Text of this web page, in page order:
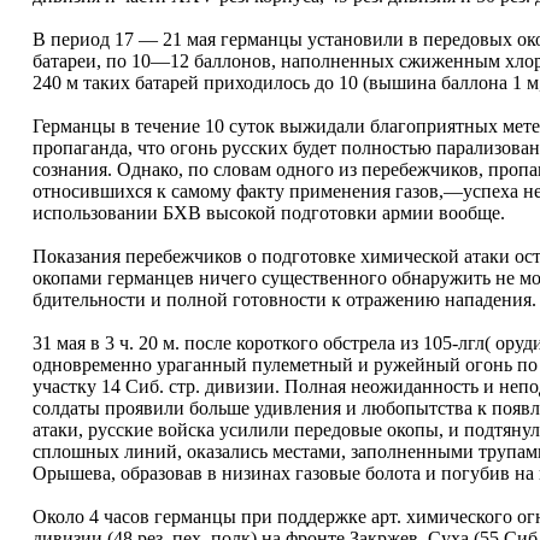
В период 17 — 21 мая германцы установили в передовых
батареи, по 10—12 баллонов, наполненных сжиженным
240 м таких батарей приходилось до 10 (вышина баллона 1
Германцы в течение 10 суток выжидали благоприятных
пропаганда, что огонь русских будет полностью
сознания. Однако, по словам одного из перебежчиков,
относившихся к самому факту применения газов,—успеха
использовании БХВ высокой подготовки армии вообще.
Показания перебежчиков о подготовке химической атаки
окопами германцев ничего существенного обнаружить не
бдительности и полной готовности к отражению нападения.
31 мая в 3 ч. 20 м. после короткого обстрела из 105-лгл(
одновременно ураганный пулеметный и ружейный огонь
участку 14 Сиб. стр. дивизии. Полная неожиданность и
солдаты проявили больше удивления и любопытства к
атаки, русские войска усилили передовые окопы, и
сплошных линий, оказались местами, заполненными
Орышева, образовав в низинах газовые болота и погубив
Около 4 часов германцы при поддержке арт. химического